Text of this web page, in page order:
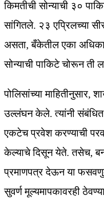
किमतीची सोन्याची ३०
सांगितले. २३ एप्रिलच्या
असता, बँकेतील एका
सोन्याची पाकिटे चोरून
पोलिसांच्या माहितीनुसार,
उल्लंघन केले. त्यांनी संबंधित
एकटेच प्रवेश करण्याची
केल्याचे दिसून येते. तसेच,
प्रमाणपत्र देऊन या
सुवर्ण मूल्यमापकावरही